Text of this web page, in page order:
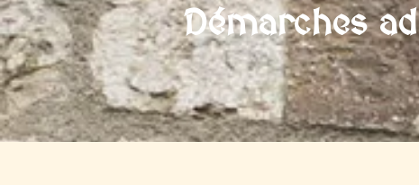
Démarches